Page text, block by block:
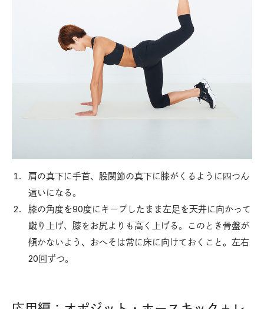
肩の真下に手首、股関節の真下に膝がくるように四つん
這いになる。
膝の角度を90度にキープしたまま左足を天井に向かって
蹴り上げ、膝をお尻よりも高く上げる。このとき骨盤が
傾かないよう、おへそは常に床に向けておくこと。左右
20回ずつ。